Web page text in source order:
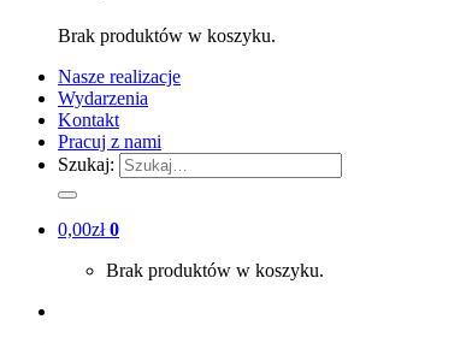
Brak produktów w koszyku.
Nasze realizacje
Wydarzenia
Kontakt
Pracuj z nami
Szukaj:
0,00zł 0
Brak produktów w koszyku.